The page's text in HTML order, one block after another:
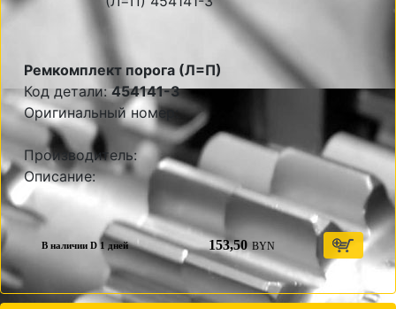
Ремкомплект порога (Л=П)
Код детали:454141-3
Оригинальный номер:
Производитель:
Описание:
В наличии D 1 дней 153,50 BYN